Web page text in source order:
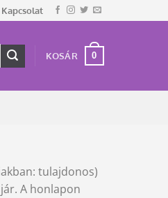
Kapcsolat
KOSÁR 0
tulajdonos)
A honlapon